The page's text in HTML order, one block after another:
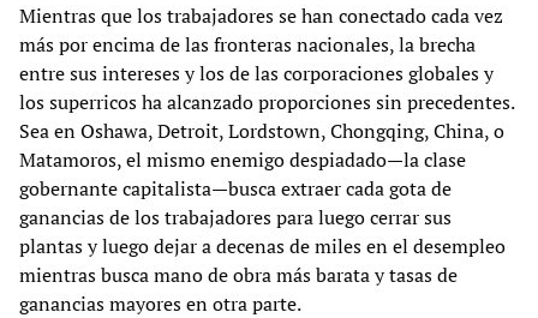
Mientras que los trabajadores se han conectado cada vez
más por encima de las fronteras nacionales, la brecha
entre sus intereses y los de las corporaciones globales y
los superricos ha alcanzado proporciones sin precedentes.
Sea en Oshawa, Detroit, Lordstown, Chongqing, China, o
Matamoros, el mismo enemigo despiadado—la clase
gobernante capitalista—busca extraer cada gota de
ganancias de los trabajadores para luego cerrar sus
plantas y luego dejar a decenas de miles en el desempleo
mientras busca mano de obra más barata y tasas de
ganancias mayores en otra parte.